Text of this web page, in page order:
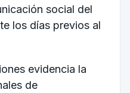
social del
los días previos al
evidencia la
de